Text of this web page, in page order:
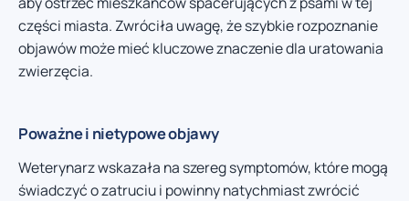
części miasta. Zwróciła uwagę, że szybkie rozpoznanie
objawów może mieć kluczowe znaczenie dla uratowania
zwierzęcia.
Poważne i nietypowe objawy
Weterynarz wskazała na szereg symptomów, które mogą
świadczyć o zatruciu i powinny natychmiast zwrócić